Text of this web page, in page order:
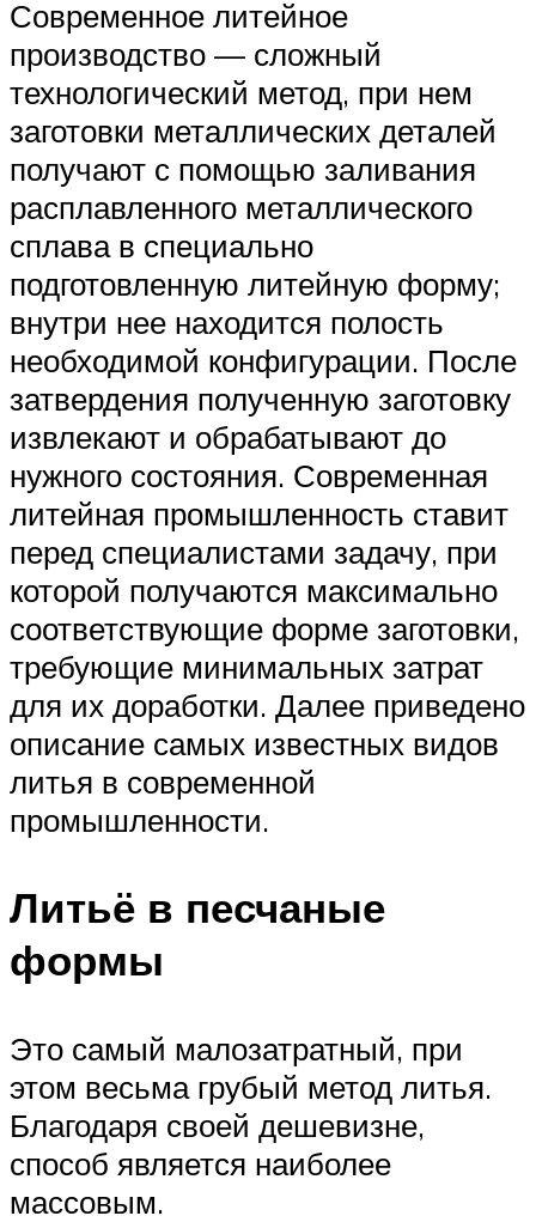
Современное литейное
производство — сложный
технологический метод, при нем
заготовки металлических деталей
получают с помощью заливания
расплавленного металлического
сплава в специально
подготовленную литейную форму;
внутри нее находится полость
необходимой конфигурации. После
затвердения полученную заготовку
извлекают и обрабатывают до
нужного состояния. Современная
литейная промышленность ставит
перед специалистами задачу, при
которой получаются максимально
соответствующие форме заготовки,
требующие минимальных затрат
для их доработки. Далее приведено
описание самых известных видов
литья в современной
промышленности.
Литьё в песчаные
формы
Это самый малозатратный, при
этом весьма грубый метод литья.
Благодаря своей дешевизне,
способ является наиболее
массовым.